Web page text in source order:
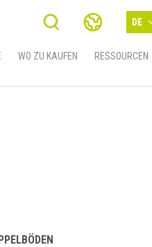
DE
WO ZU KAUFEN RESSOURCEN